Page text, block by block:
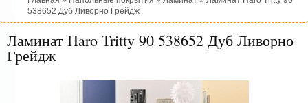
538652 Дуб Ливорно Грейдж
Ламинат Haro Tritty 90 538652 Дуб Ливорно
Грейдж